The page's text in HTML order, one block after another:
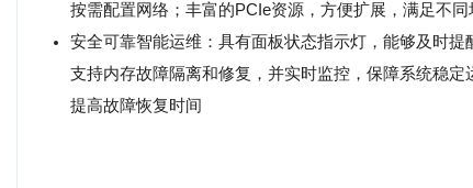
按需配置网络；丰富的PCIe资源，方便扩展，满足不同
安全可靠智能运维：具有面板状态指示灯，能够及时提
支持内存故障隔离和修复，并实时监控，保障系统稳
提高故障恢复时间